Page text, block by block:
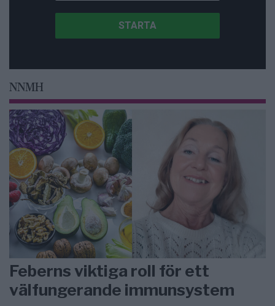
NNMH
Feberns viktiga roll för ett
välfungerande immunsystem